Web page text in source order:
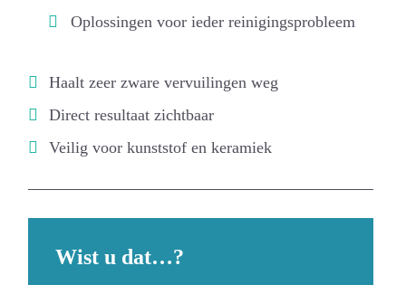
Oplossingen voor ieder reinigingsprobleem
Haalt zeer zware vervuilingen weg
Direct resultaat zichtbaar
Veilig voor kunststof en keramiek
Wist u dat…?